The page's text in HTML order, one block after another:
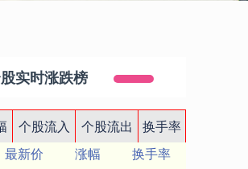
实时涨跌榜
个股流入 个股流出
换手率
最新价 涨幅
换手率